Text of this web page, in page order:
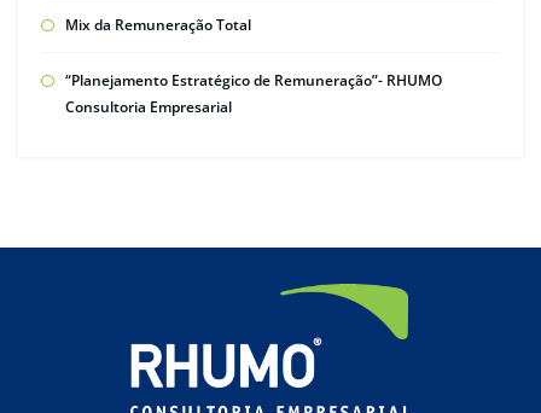
Mix da Remuneração Total
“Planejamento Estratégico de Remuneração”- RHUMO
Consultoria Empresarial